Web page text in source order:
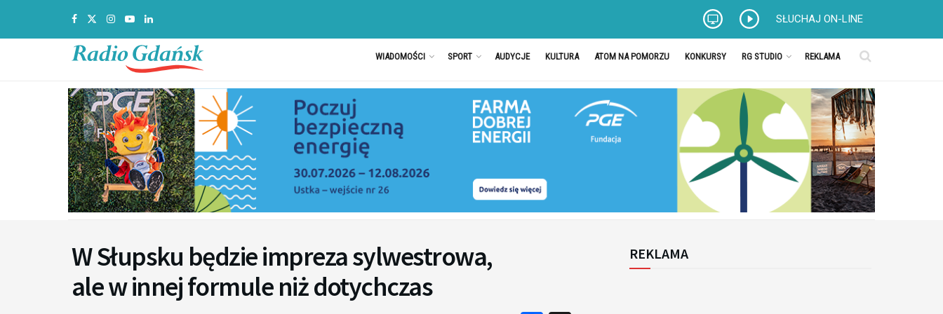
SŁUCHAJ ON-LINE
WIADOMOŚCI SPORT AUDYCJE KULTURA ATOM NA POMORZU KONKURSY RG STUDIO REKLAMA
W Słupsku będzie impreza sylwestrowa,
ale w innej formule niż dotychczas
REKLAMA